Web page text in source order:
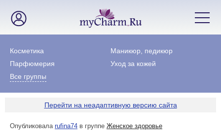
Косметика
Маникюр, педикюр
Парфюмерия
Уход за кожей
Все группы
Перейти на неадаптивную версию сайта
Опубликовала rufina74 в группе Женское здоровье